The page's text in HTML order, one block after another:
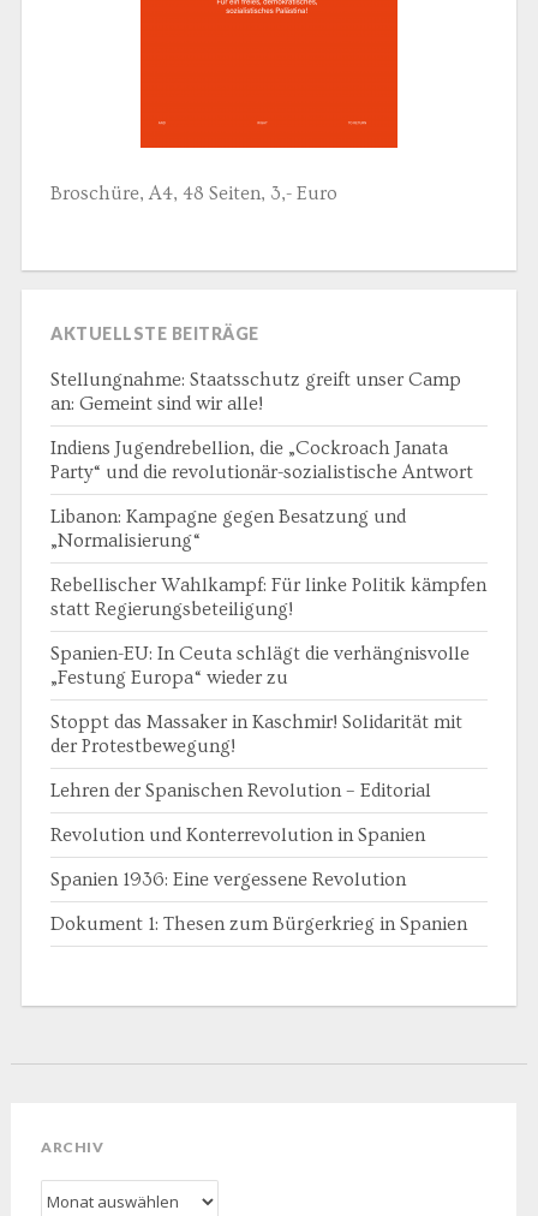
Broschüre, A4, 48 Seiten, 3,- Euro
AKTUELLSTE BEITRÄGE
Stellungnahme: Staatsschutz greift unser Camp
an: Gemeint sind wir alle!
Indiens Jugendrebellion, die „Cockroach Janata
Party“ und die revolutionär-sozialistische Antwort
Libanon: Kampagne gegen Besatzung und
„Normalisierung“
Rebellischer Wahlkampf: Für linke Politik kämpfen
statt Regierungsbeteiligung!
Spanien-EU: In Ceuta schlägt die verhängnisvolle
„Festung Europa“ wieder zu
Stoppt das Massaker in Kaschmir! Solidarität mit
der Protestbewegung!
Lehren der Spanischen Revolution – Editorial
Revolution und Konterrevolution in Spanien
Spanien 1936: Eine vergessene Revolution
Dokument 1: Thesen zum Bürgerkrieg in Spanien
ARCHIV
Archiv